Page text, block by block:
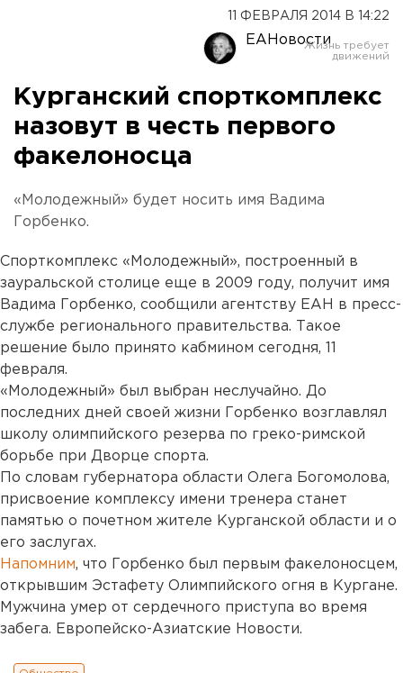
11 ФЕВРАЛЯ 2014 В 14:22
ЕАНовости
Курганский спорткомплекс
назовут в честь первого
факелоносца
«Молодежный» будет носить имя Вадима
Горбенко.
Спорткомплекс «Молодежный», построенный в
зауральской столице еще в 2009 году, получит имя
Вадима Горбенко, сообщили агентству ЕАН в пресс-
службе регионального правительства. Такое
решение было принято кабмином сегодня, 11
февраля.
«Молодежный» был выбран неслучайно. До
последних дней своей жизни Горбенко возглавлял
школу олимпийского резерва по греко-римской
борьбе при Дворце спорта.
По словам губернатора области Олега Богомолова,
присвоение комплексу имени тренера станет
памятью о почетном жителе Курганской области и о
его заслугах.
Напомним, что Горбенко был первым факелоносцем,
открывшим Эстафету Олимпийского огня в Кургане.
Мужчина умер от сердечного приступа во время
забега. Европейско-Азиатские Новости.